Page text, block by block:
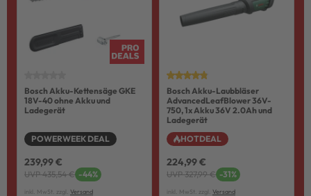
Bosch Akku-Kettensäge GKE
18V-40 ohne Akku und
Ladegerät
POWERWEEK DEAL
239,99 €
UVP 435,54 € -44%
inkl. MwSt. zzgl. Versand
Bosch Akku-Laubbläser
AdvancedLeafBlower 36V-
750, 1x Akku 36V 2.0Ah und
Ladegerät
HOTDEAL
224,99 €
UVP 327,99 € -31%
inkl. MwSt. zzgl. Versand